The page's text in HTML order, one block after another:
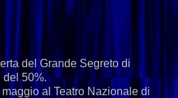
del Grande Segreto di
del 50%.
al Teatro Nazionale di